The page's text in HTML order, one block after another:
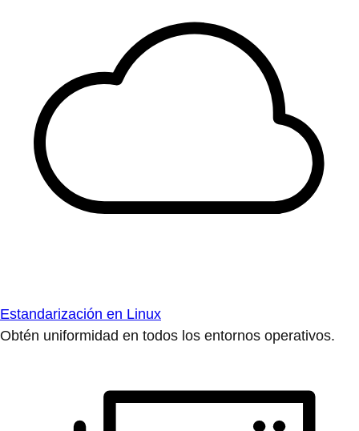
Estandarización en Linux
Obtén uniformidad en todos los entornos operativos.